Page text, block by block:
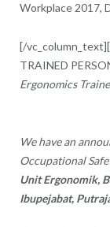
Workplace 2017,
[/
TRAINED
Ergonomics
We have an
Occupational
Unit Ergonomik,
Ibupejabat,